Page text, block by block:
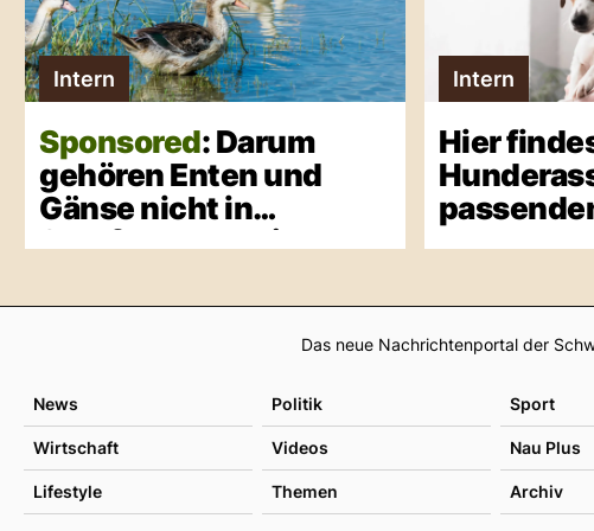
Intern
Sponsored: Darum
gehören Enten und
Gänse nicht in
Stopfmast-Betriebe
Intern
Hier
Das neue Nachrichtenportal der
News Politik Sport
Wirtschaft Videos Nau Plus
Lifestyle Themen Archiv